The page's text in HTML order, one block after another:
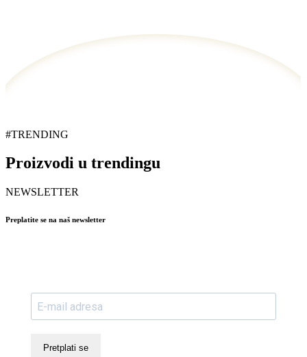
#TRENDING
Proizvodi u trendingu
NEWSLETTER
Preplatite se na naš newsletter
Pretplati se